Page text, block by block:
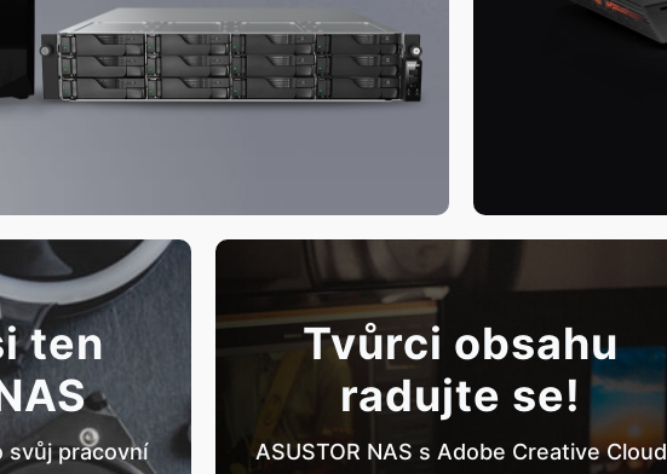
ten
svůj pracovní
Tvůrci obsahu
radujte se!
ASUSTOR NAS s Adobe Creative Cloud